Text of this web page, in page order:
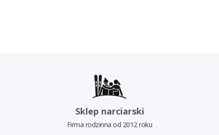
Sklep narciarski
Firma rodzinna od 2012 roku